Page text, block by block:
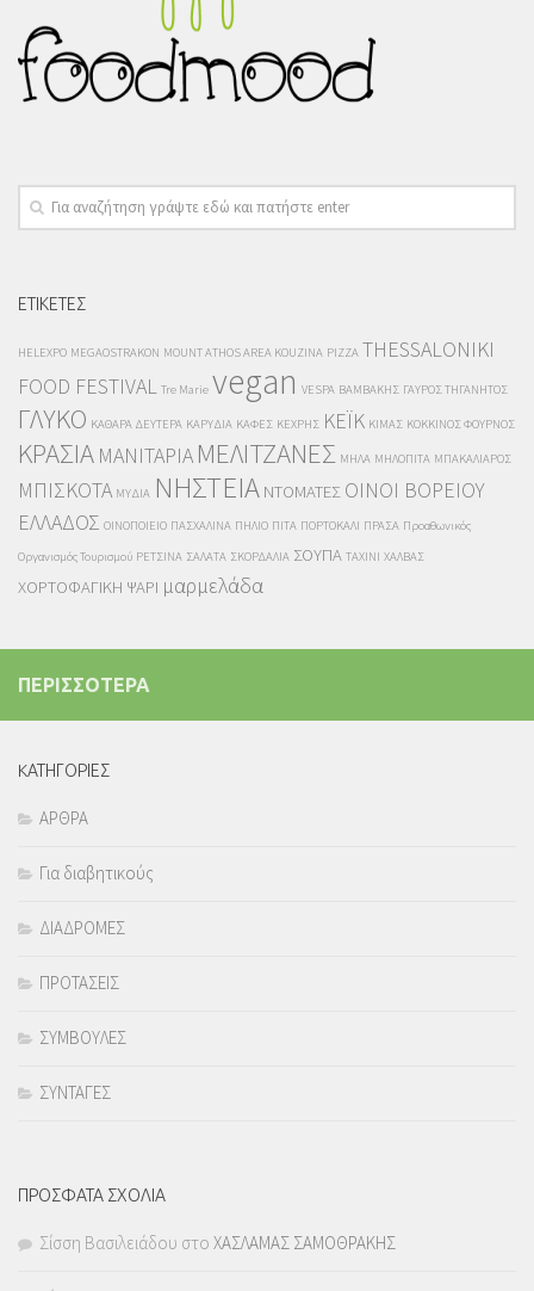
ΕΤΙΚΕΤΕΣ
HELEXPO MEGAOSTRAKON MOUNT ATHOS AREA KOUZINA PIZZA THESSALONIKI
FOOD FESTIVAL
Tre Marie vegan VESPA ΒΑΜΒΑΚΗΣ ΓΑΥΡΟΣ ΤΗΓΑΝΗΤΟΣ
ΓΛΥΚΟ ΚΑΘΑΡΑ ΔΕΥΤΕΡΑ ΚΑΡΥΔΙΑ ΚΑΦΕΣ ΚΕΧΡΗΣ ΚΕΪΚ ΚΙΜΑΣ ΚΟΚΚΙΝΟΣ ΦΟΥΡΝΟΣ
ΚΡΑΣΙΑ ΜΑΝΙΤΑΡΙΑ ΜΕΛΙΤΖΑΝΕΣ ΜΗΛΑ ΜΗΛΟΠΙΤΑ ΜΠΑΚΑΛΙΑΡΟΣ
ΜΠΙΣΚΟΤΑ ΜΥΔΙΑ ΝΗΣΤΕΙΑ ΝΤΟΜΑΤΕΣ ΟΙΝΟΙ ΒΟΡΕΙΟΥ
ΕΛΛΑΔΟΣ ΟΙΝΟΠΟΙΕΙΟ ΠΑΣΧΑΛΙΝΑ ΠΗΛΙΟ ΠΙΤΑ ΠΟΡΤΟΚΑΛΙ ΠΡΑΣΑ Προαθωνικός
Οργανισμός Τουρισμού ΡΕΤΣΙΝΑ ΣΑΛΑΤΑ ΣΚΟΡΔΑΛΙΑ ΣΟΥΠΑ ΤΑΧΙΝΙ ΧΑΛΒΑΣ
ΧΟΡΤΟΦΑΓΙΚΗ ΨΑΡΙ μαρμελάδα
ΠΕΡΙΣΣΟΤΕΡΑ
KΑΤΗΓΟΡΙΕΣ
ΑΡΘΡΑ
Για διαβητικούς
ΔΙΑΔΡΟΜΕΣ
ΠΡΟΤΑΣΕΙΣ
ΣΥΜΒΟΥΛΕΣ
ΣΥΝΤΑΓΕΣ
ΠΡΟΣΦΑΤΑ ΣΧΟΛΙΑ
Σίσση Βασιλειάδου στο ΧΑΣΛΑΜΑΣ ΣΑΜΟΘΡΑΚΗΣ